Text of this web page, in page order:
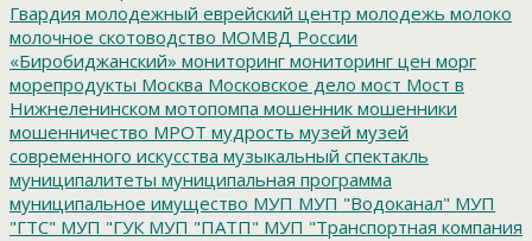
Гвардия молодежный еврейский центр молодежь молоко
молочное скотоводство МОМВД России
«Биробиджанский» мониторинг мониторинг цен морг
морепродукты Москва Московское дело мост Мост в
Нижнеленинском мотопомпа мошенник мошенники
мошенничество МРОТ мудрость музей музей
современного искусства музыкальный спектакль
муниципалитеты муниципальная программа
муниципальное имущество МУП МУП "Водоканал" МУП
"ГТС" МУП "ГУК МУП "ПАТП" МУП "Транспортная компания